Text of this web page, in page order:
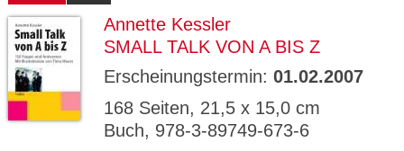
Annette Kessler
SMALL TALK VON A BIS Z
Erscheinungstermin: 01.02.2007
168 Seiten, 21,5 x 15,0 cm
Buch, 978-3-89749-673-6